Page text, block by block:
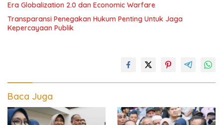
Era Globalization 2.0 dan Economic Warfare
Transparansi Penegakan Hukum Penting Untuk Jaga
Kepercayaan Publik
Baca Juga